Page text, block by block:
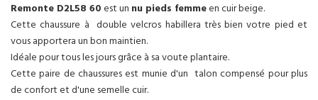
Remonte D2L58 60est un nu pieds femmeen cuir beige.
Cette chaussure à double velcros habillera très bien votre pied et
vous apportera un bon maintien.
Idéale pour tous les jours grâce à sa voute plantaire.
Cette paire de chaussures est munie d'un talon compensé pour plus
de confort et d'une semelle cuir.